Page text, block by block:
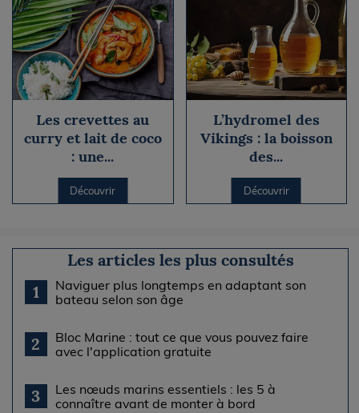
Les crevettes au
curry et lait de coco
: une...
Découvrir
L’hydromel des
Vikings : la boisson
des...
Découvrir
Les articles les plus consultés
1
Naviguer plus longtemps en adaptant son
bateau selon son âge
2
Bloc Marine : tout ce que vous pouvez faire
avec l'application gratuite
3
Les nœuds marins essentiels : les 5 à
connaître avant de monter à bord